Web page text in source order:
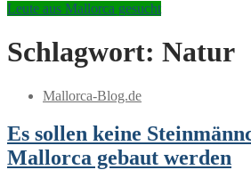
Leute aus Mallorca gesucht
Schlagwort: Natur
Mallorca-Blog.de
Es sollen keine
Mallorca gebaut werden